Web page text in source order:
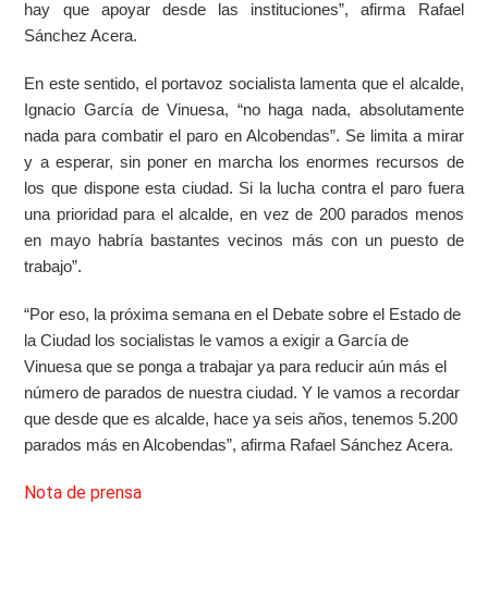
hay que apoyar desde las instituciones”, afirma Rafael
Sánchez Acera.
En este sentido, el portavoz socialista lamenta que el alcalde,
Ignacio García de Vinuesa, “no haga nada, absolutamente
nada para combatir el paro en Alcobendas”. Se limita a mirar
y a esperar, sin poner en marcha los enormes recursos de
los que dispone esta ciudad. Si la lucha contra el paro fuera
una prioridad para el alcalde, en vez de 200 parados menos
en mayo habría bastantes vecinos más con un puesto de
trabajo”.
“Por eso, la próxima semana en el Debate sobre el Estado de
la Ciudad los socialistas le vamos a exigir a García de
Vinuesa que se ponga a trabajar ya para reducir aún más el
número de parados de nuestra ciudad. Y le vamos a recordar
que desde que es alcalde, hace ya seis años, tenemos 5.200
parados más en Alcobendas”, afirma Rafael Sánchez Acera.
Nota de prensa